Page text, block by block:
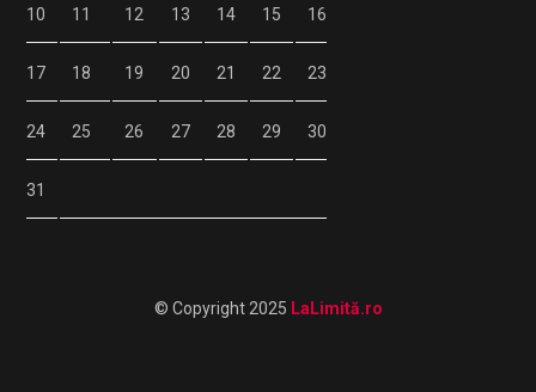
10 11 12 13 14 15 16
17 18 19 20 21 22 23
24 25 26 27 28 29 30
31
© Copyright 2025 LaLimită.ro